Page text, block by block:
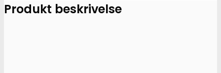
Produkt beskrivelse